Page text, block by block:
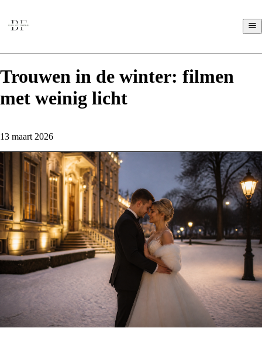
Trouwen in de winter: filmen
met weinig licht
13 maart 2026